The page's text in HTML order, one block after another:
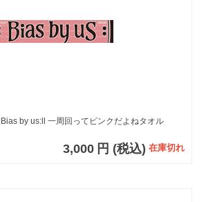
by us:ll 一周回ってピンクだよねタオル
3,000 円 (税込) 在庫切れ